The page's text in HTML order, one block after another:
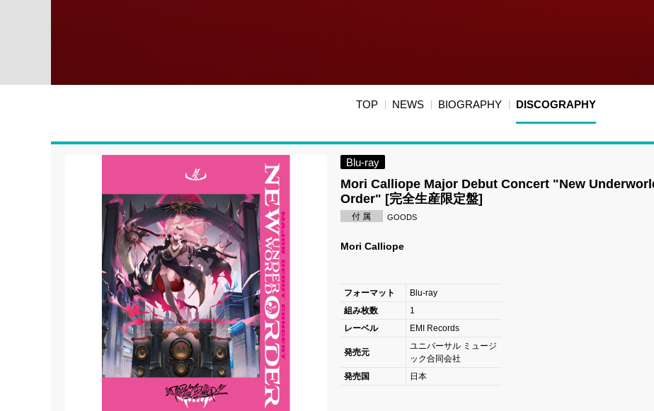
TOP NEWS BIOGRAPHY DISCOGRAPHY
Blu-ray
Mori Calliope Major Debut Concert "New
Order" [完全生産限定盤]
付 属 GOODS
Mori Calliope
フォーマット
Blu-ray
組み枚数
1
レーベル
EMI Records
発売元
ユニバーサル ミュージ
ック合同会社
発売国
日本